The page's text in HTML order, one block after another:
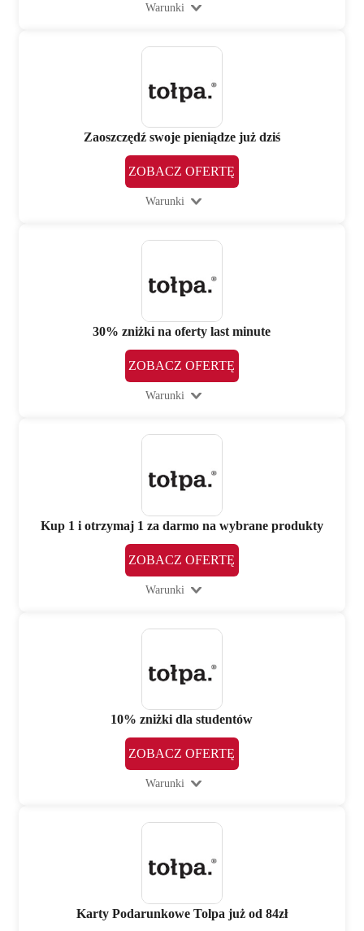
Warunki
Zaoszczędź swoje pieniądze już dziś
ZOBACZ OFERTĘ
Warunki
30% zniżki na oferty last minute
ZOBACZ OFERTĘ
Warunki
Kup 1 i otrzymaj 1 za darmo na wybrane produkty
ZOBACZ OFERTĘ
Warunki
10% zniżki dla studentów
ZOBACZ OFERTĘ
Warunki
Karty Podarunkowe Tolpa już od 84zł